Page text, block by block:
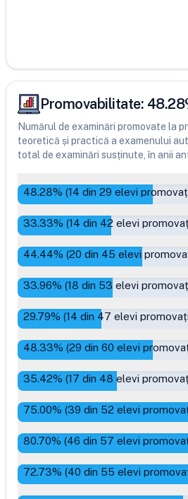
Promovabilitate: 48.28
Numărul de examinări promovate la
teoretică și practică a examenului
total de examinări susținute, în anii
48.28% (14 din 29 elevi
33.33% (14 din 42 elevi
44.44% (20 din 45 elevi
33.96% (18 din 53 elevi
29.79% (14 din 47 elevi
48.33% (29 din 60 elevi
35.42% (17 din 48 elevi
75.00% (39 din 52 elevi
80.70% (46 din 57 elevi
72.73% (40 din 55 elevi